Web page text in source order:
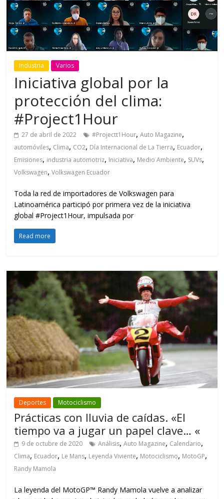
Industria Varios
Iniciativa global por la
protección del clima:
#Project1Hour
27 de abril de 2022 #Projectt1Hour,Auto Magazine,
automóviles, Clima, CO2, Día Internacional de La Tierra, Ecuador,
Emisiones, industria automotriz, Iniciativa, Medio Ambiente, SUVs,
Volkswagen,Volkswagen Ecuador
Toda la red de importadores de Volkswagen para
Latinoamérica participó por primera vez de la iniciativa
global #Project1Hour, impulsada por
Read more
Deportes Motociclismo
Prácticas con lluvia de caídas. «El
tiempo va a jugar un papel clave… «
9 de octubre de 2020 Análisis,Auto Magazine, Calendario,
Clima, Ecuador, Le Mans, Leyenda Viviente, Motociclismo, MotoGP,
Randy Mamola
La leyenda del MotoGP™ Randy Mamola vuelve a analizar